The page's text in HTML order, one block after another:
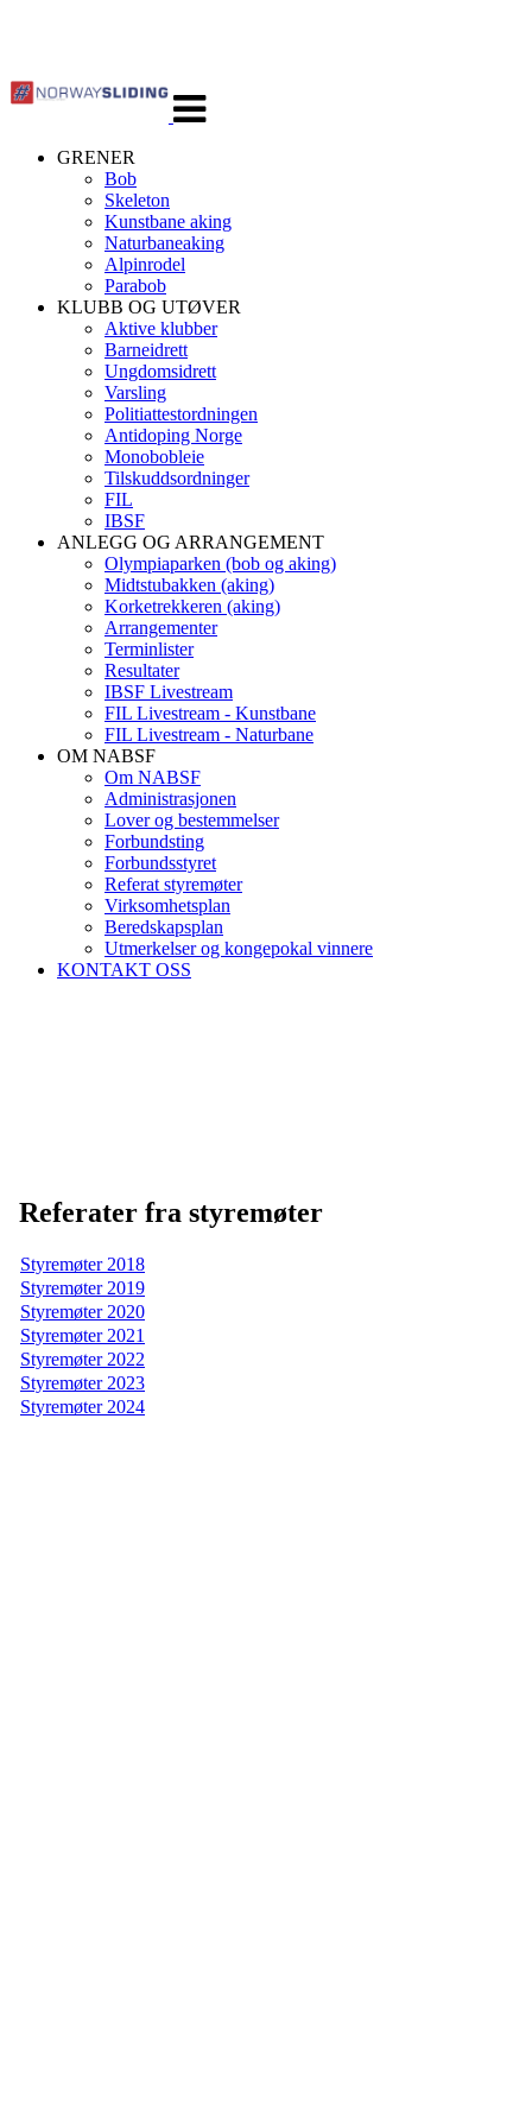
navigasjon
GRENER
Bob
Skeleton
Kunstbane aking
Naturbaneaking
Alpinrodel
Parabob
KLUBB OG UTØVER
Aktive klubber
Barneidrett
Ungdomsidrett
Varsling
Politiattestordningen
Antidoping Norge
Monobobleie
Tilskuddsordninger
FIL
IBSF
ANLEGG OG ARRANGEMENT
Olympiaparken (bob og aking)
Midtstubakken (aking)
Korketrekkeren (aking)
Arrangementer
Terminlister
Resultater
IBSF Livestream
FIL Livestream - Kunstbane
FIL Livestream - Naturbane
OM NABSF
Om NABSF
Administrasjonen
Lover og bestemmelser
Forbundsting
Forbundsstyret
Referat styremøter
Virksomhetsplan
Beredskapsplan
Utmerkelser og kongepokal vinnere
KONTAKT OSS
Referater fra styremøter
Styremøter 2018
Styremøter 2019
Styremøter 2020
Styremøter 2021
Styremøter 2022
Styremøter 2023
Styremøter 2024